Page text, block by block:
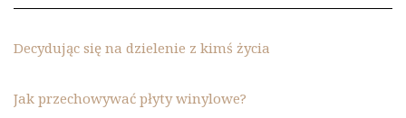
Decydując się na dzielenie z kimś życia
Jak przechowywać płyty winylowe?